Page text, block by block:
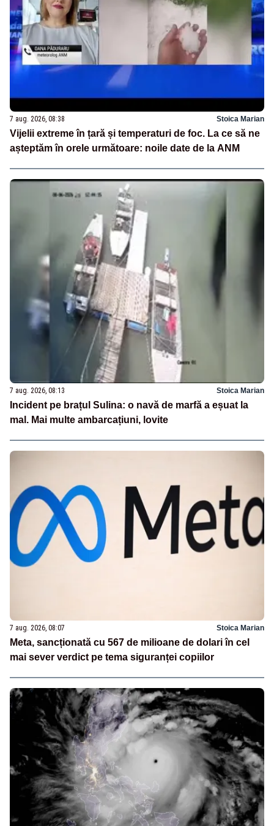
7 aug. 2026, 08:38 Stoica Marian
Vijelii extreme în țară și temperaturi de foc. La ce să ne
așteptăm în orele următoare: noile date de la ANM
7 aug. 2026, 08:13 Stoica Marian
Incident pe brațul Sulina: o navă de marfă a eșuat la
mal. Mai multe ambarcațiuni, lovite
7 aug. 2026, 08:07 Stoica Marian
Meta, sancționată cu 567 de milioane de dolari în cel
mai sever verdict pe tema siguranței copiilor